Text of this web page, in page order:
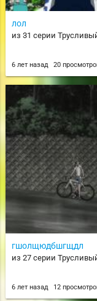
лол
из 31 серии
6 лет назад 20
гшолщюдбшгщдл
из 27 серии
6 лет назад 12